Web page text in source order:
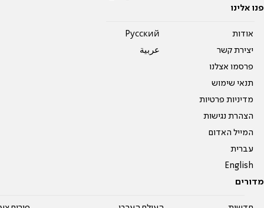
פנו אלינו
אודות
יצירת קשר
פרסמו אצלנו
תנאי שימוש
מדיניות פרטיות
הצהרת נגישות
המייל האדום
עברית
English
Pусский
عربية
מדורים